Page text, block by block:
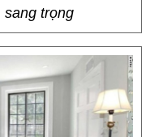
sang trọng